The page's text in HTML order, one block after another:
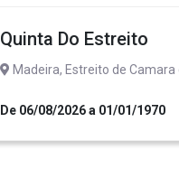
Quinta Do Estreito
Madeira, Estreito de Camara
De 06/08/2026 a 01/01/1970